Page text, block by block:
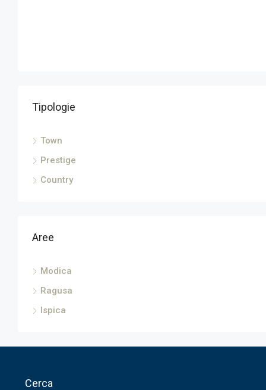
Tipologie
Town
Prestige
Country
Aree
Modica
Ragusa
Ispica
Cerca